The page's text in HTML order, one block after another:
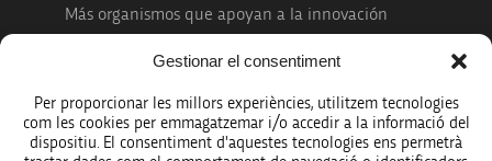
Gestionar el consentiment
Per proporcionar les millors experiències, utilitzem tecnologies
com les cookies per emmagatzemar i/o accedir a la informació del
dispositiu. El consentiment d'aquestes tecnologies ens permetrà
Más organismos que apoyan a la innovación
Avíso legal